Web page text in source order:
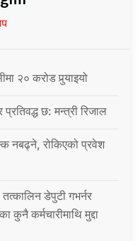
२० करोड पुर्‍याइयो
छ: मन्त्री रिजाल
नबढ्ने, रोकिएको प्रवेश
डेपुटी गभर्नर
कुनै कर्मचारीमाथि मुद्दा